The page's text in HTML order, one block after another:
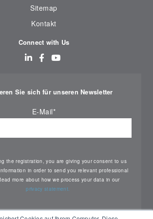
Sitemap
Kontakt
Connect with Us
Sie sich für unseren Newsletter
E-Mail*
the registration, you are giving your consent to us
in order to send you relevant professional
more about how we process your data in our
privacy statement.